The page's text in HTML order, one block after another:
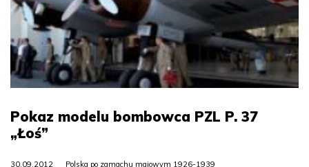
Pokaz modelu bombowca PZL P. 37
„Łoś”
30.09.2012 Polska po zamachu majowym 1926-1939